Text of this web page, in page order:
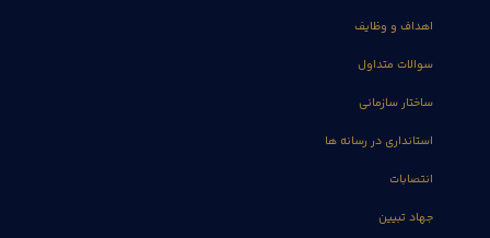
اهداف و وظایف
سوالات متداول
ساختار سازمانی
استانداری در رسانه ها
انتصابات
جهاد تبیین